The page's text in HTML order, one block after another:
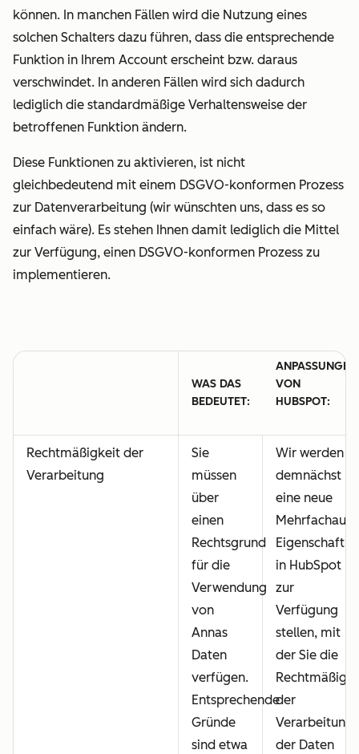
können. In manchen Fällen wird die Nutzung eines
solchen Schalters dazu führen, dass die entsprechende
Funktion in Ihrem Account erscheint bzw. daraus
verschwindet. In anderen Fällen wird sich dadurch
lediglich die standardmäßige Verhaltensweise der
betroffenen Funktion ändern.
Diese Funktionen zu aktivieren, ist nicht
gleichbedeutend mit einem DSGVO-konformen Prozess
zur Datenverarbeitung (wir wünschten uns, dass es so
einfach wäre). Es stehen Ihnen damit lediglich die Mittel
zur Verfügung, einen DSGVO-konformen Prozess zu
implementieren.
WAS DAS
BEDEUTET:
ANPASSUNGEN
VON
HUBSPOT:
Rechtmäßigkeit der
Verarbeitung
Sie
müssen
über
einen
Rechtsgrund
für die
Verwendung
von
Annas
Daten
verfügen.
Entsprechende
Gründe
sind etwa
Wir werden
demnächst
eine neue
Eigenschaft
in HubSpot
zur
Verfügung
stellen, mit
der Sie die
der
Verarbeitung
der Daten